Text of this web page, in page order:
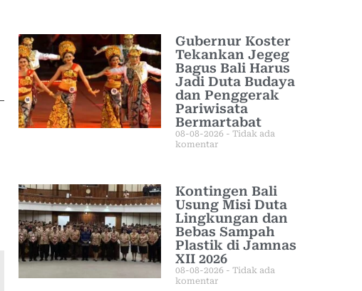
Gubernur Koster
Tekankan Jegeg
Bagus Bali Harus
Jadi Duta Budaya
dan Penggerak
Pariwisata
Bermartabat
08-08-2026
Tidak ada
komentar
Kontingen Bali
Usung Misi Duta
Lingkungan dan
Bebas Sampah
Plastik di Jamnas
XII 2026
08-08-2026
Tidak ada
komentar